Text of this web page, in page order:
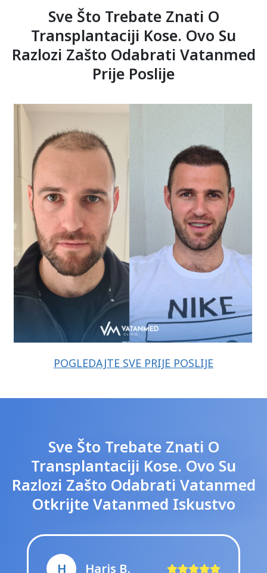
Sve Što Trebate Znati O
Transplantaciji Kose. Ovo Su
Razlozi Zašto Odabrati Vatanmed
Prije Poslije
POGLEDAJTE SVE PRIJE POSLIJE
Sve Što Trebate Znati O
Transplantaciji Kose. Ovo Su
Razlozi Zašto Odabrati Vatanmed
Otkrijte Vatanmed Iskustvo
H Haris B.